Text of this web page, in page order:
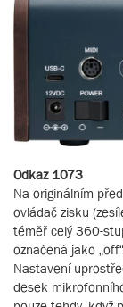
Odkaz 1073
Na originálním
ovládač zisku
téměř celý 360-
označená jako
Nastavení
desek